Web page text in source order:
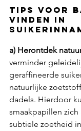
tips voor
vinden in
a) Herontdek
verminder
geraffineerde
natuurlijke
dadels. Hierdoor
smaakpapillen zich
subtiele zoetheid